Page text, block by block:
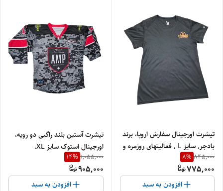
تیشرت اورجینال سفارش اروپا، برند
بادجر, سایز L , فعالیتهای روزمره و
ورزشی
845,000
8%
775,000
افزودن به سبد
تیشرت آستین بلند راگبی دو رویه،
اورجینال استوک سایز XL،
باشگاه و فعالیتهای روز مره تمام تور
دو رویه, برند StrazStrong
1,055,000
14%
905,000
افزودن به سبد